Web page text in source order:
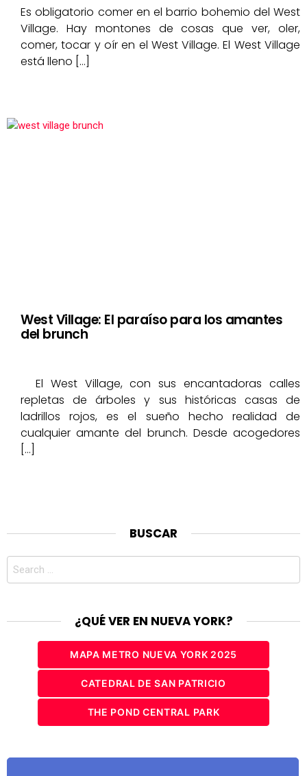
Es obligatorio comer en el barrio bohemio del West
Village. Hay montones de cosas que ver, oler,
comer, tocar y oír en el West Village. El West Village
está lleno […]
West Village: El paraíso para los amantes
del brunch
El West Village, con sus encantadoras calles
repletas de árboles y sus históricas casas de
ladrillos rojos, es el sueño hecho realidad de
cualquier amante del brunch. Desde acogedores
[…]
BUSCAR
Search
¿QUÉ VER EN NUEVA YORK?
MAPA METRO NUEVA YORK 2025
CATEDRAL DE SAN PATRICIO
THE POND CENTRAL PARK